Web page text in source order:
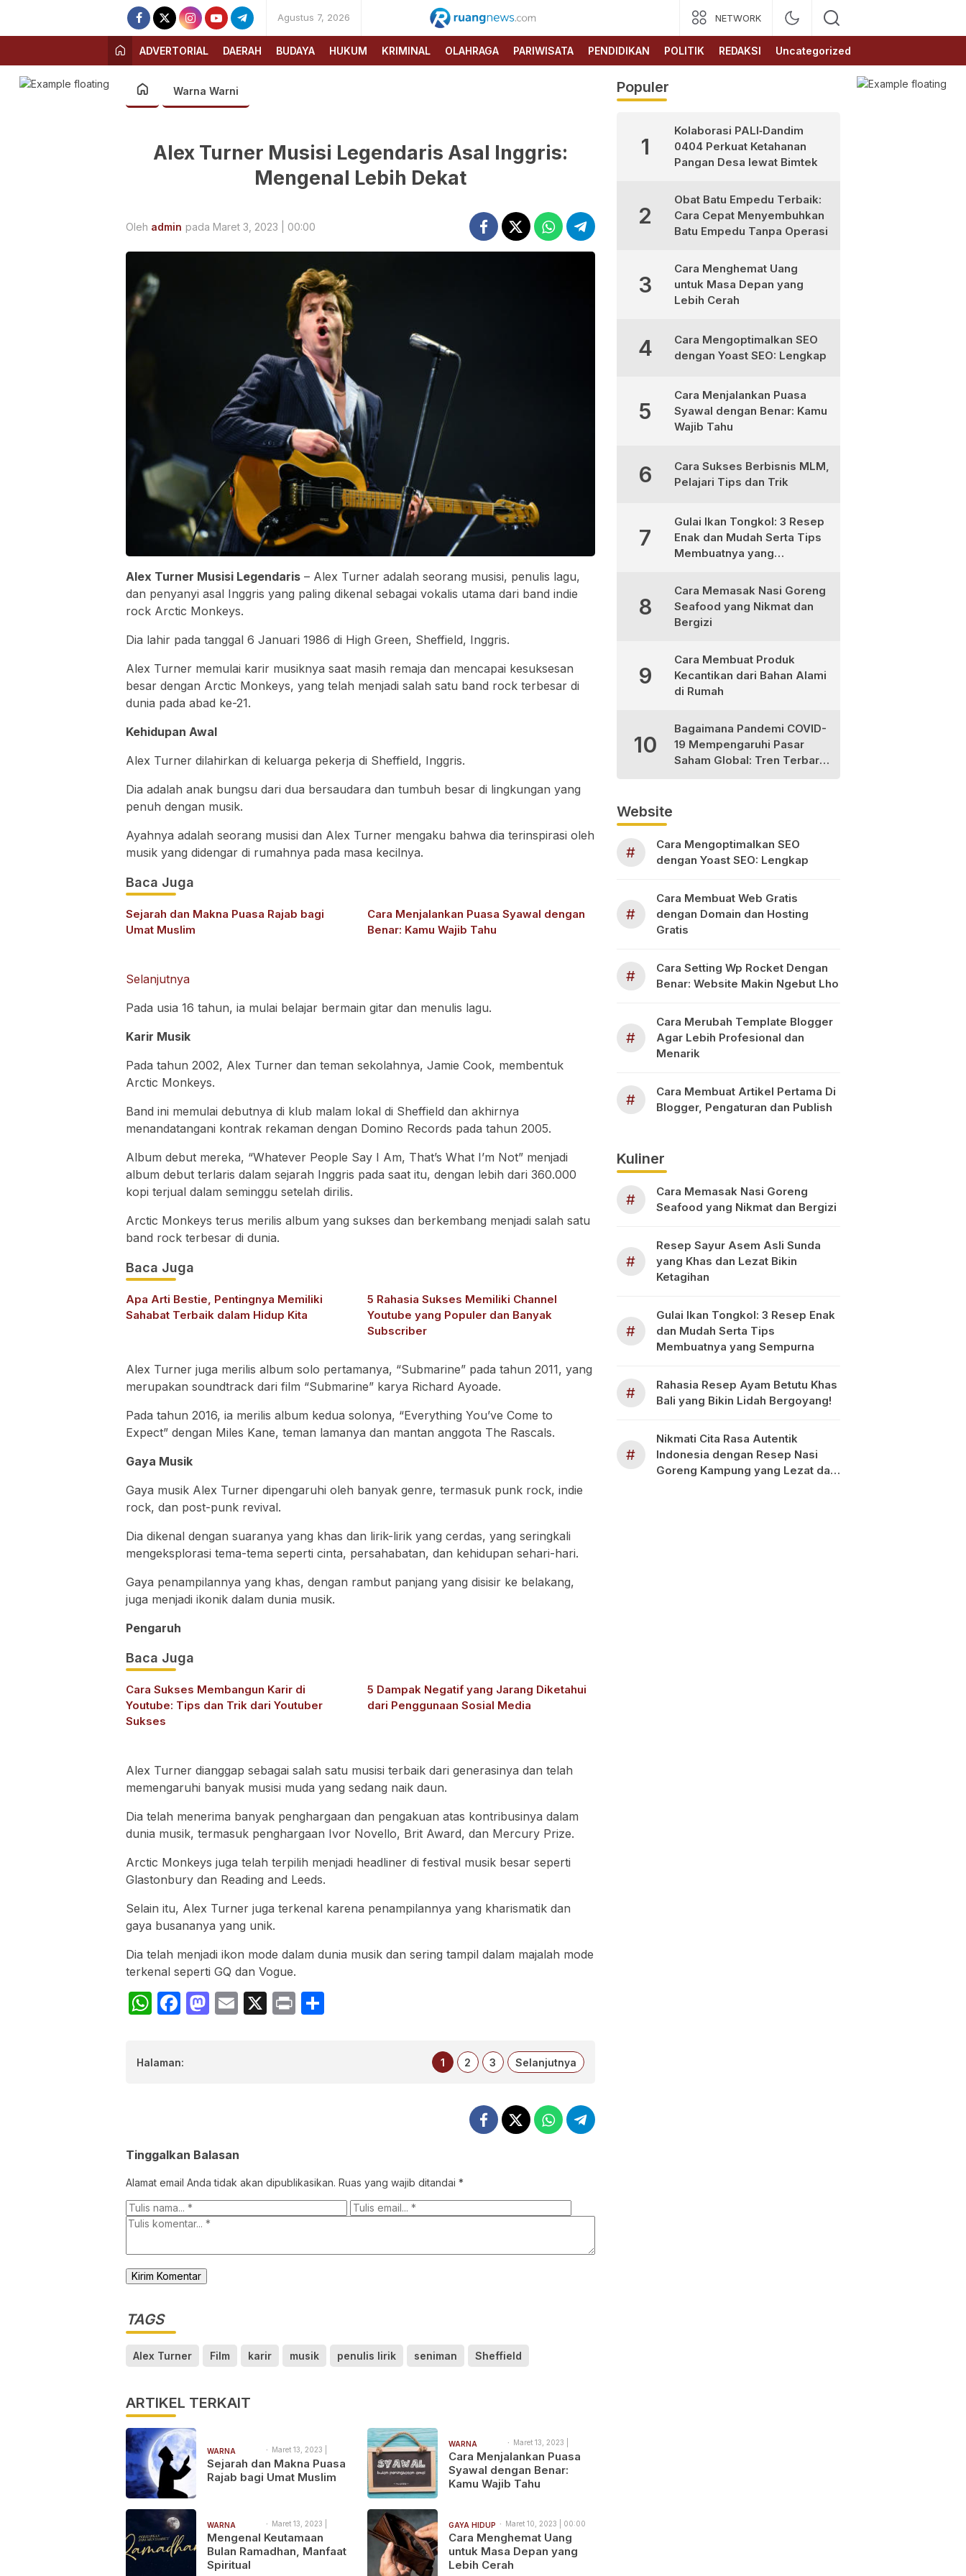
Agustus 7, 2026
RUANG
NEWS
NETWORK
ADVERTORIAL DAERAH BUDAYA HUKUM KRIMINAL OLAHRAGA PARIWISATA PENDIDIKAN POLITIK REDAKSI Uncategorized
Warna Warni
Alex Turner Musisi Legendaris Asal Inggris:
Mengenal Lebih Dekat
Oleh admin pada Maret 3, 2023 | 00:00
Alex Turner Musisi Legendaris – Alex Turner adalah seorang musisi, penulis lagu,
dan penyanyi asal Inggris yang paling dikenal sebagai vokalis utama dari band indie
rock Arctic Monkeys.
Dia lahir pada tanggal 6 Januari 1986 di High Green, Sheffield, Inggris.
Alex Turner memulai karir musiknya saat masih remaja dan mencapai kesuksesan
besar dengan Arctic Monkeys, yang telah menjadi salah satu band rock terbesar di
dunia pada abad ke-21.
Kehidupan Awal
Alex Turner dilahirkan di keluarga pekerja di Sheffield, Inggris.
Dia adalah anak bungsu dari dua bersaudara dan tumbuh besar di lingkungan yang
penuh dengan musik.
Ayahnya adalah seorang musisi dan Alex Turner mengaku bahwa dia terinspirasi oleh
musik yang didengar di rumahnya pada masa kecilnya.
Baca Juga
Sejarah dan Makna Puasa Rajab bagi
Umat Muslim
Cara Menjalankan Puasa Syawal dengan
Benar: Kamu Wajib Tahu
Selanjutnya:
Turner
Asal
Inggris:
Lebih
Dekat
Pada usia 16 tahun, ia mulai belajar bermain gitar dan menulis lagu.
Karir Musik
Pada tahun 2002, Alex Turner dan teman sekolahnya, Jamie Cook, membentuk
Arctic Monkeys.
Band ini memulai debutnya di klub malam lokal di Sheffield dan akhirnya
menandatangani kontrak rekaman dengan Domino Records pada tahun 2005.
Album debut mereka, “Whatever People Say I Am, That’s What I’m Not” menjadi
album debut terlaris dalam sejarah Inggris pada saat itu, dengan lebih dari 360.000
kopi terjual dalam seminggu setelah dirilis.
Arctic Monkeys terus merilis album yang sukses dan berkembang menjadi salah satu
band rock terbesar di dunia.
Baca Juga
Apa Arti Bestie, Pentingnya Memiliki
Sahabat Terbaik dalam Hidup Kita
5 Rahasia Sukses Memiliki Channel
Youtube yang Populer dan Banyak
Subscriber
Alex Turner juga merilis album solo pertamanya, “Submarine” pada tahun 2011, yang
merupakan soundtrack dari film “Submarine” karya Richard Ayoade.
Pada tahun 2016, ia merilis album kedua solonya, “Everything You’ve Come to
Expect” dengan Miles Kane, teman lamanya dan mantan anggota The Rascals.
Gaya Musik
Gaya musik Alex Turner dipengaruhi oleh banyak genre, termasuk punk rock, indie
rock, dan post-punk revival.
Dia dikenal dengan suaranya yang khas dan lirik-lirik yang cerdas, yang seringkali
mengeksplorasi tema-tema seperti cinta, persahabatan, dan kehidupan sehari-hari.
Gaya penampilannya yang khas, dengan rambut panjang yang disisir ke belakang,
juga menjadi ikonik dalam dunia musik.
Pengaruh
Baca Juga
Cara Sukses Membangun Karir di
Youtube: Tips dan Trik dari Youtuber
Sukses
5 Dampak Negatif yang Jarang Diketahui
dari Penggunaan Sosial Media
Alex Turner dianggap sebagai salah satu musisi terbaik dari generasinya dan telah
memengaruhi banyak musisi muda yang sedang naik daun.
Dia telah menerima banyak penghargaan dan pengakuan atas kontribusinya dalam
dunia musik, termasuk penghargaan Ivor Novello, Brit Award, dan Mercury Prize.
Arctic Monkeys juga telah terpilih menjadi headliner di festival musik besar seperti
Glastonbury dan Reading and Leeds.
Selain itu, Alex Turner juga terkenal karena penampilannya yang kharismatik dan
gaya busananya yang unik.
Dia telah menjadi ikon mode dalam dunia musik dan sering tampil dalam majalah mode
terkenal seperti GQ dan Vogue.
WhatsApp
Facebook
Mastodon
Email
X Print
Halaman: 1 2 3 Selanjutnya
Tinggalkan Balasan
Alamat email Anda tidak akan dipublikasikan. Ruas yang wajib ditandai *
TAGS
Alex Turner Film karir musik penulis lirik seniman Sheffield
ARTIKEL TERKAIT
WARNA
WARNI
Maret 13, 2023 |
00:00
Sejarah dan Makna Puasa
Rajab bagi Umat Muslim
WARNA
WARNI
Maret 13, 2023 |
00:00
Cara Menjalankan Puasa
Syawal dengan Benar:
Kamu Wajib Tahu
WARNA
WARNI
Maret 13, 2023 |
00:00
Mengenal Keutamaan
Bulan Ramadhan, Manfaat
Spiritual
GAYA HIDUP Maret 10, 2023 | 00:00
Cara Menghemat Uang
untuk Masa Depan yang
Lebih Cerah
Populer
1
Kolaborasi PALI‑Dandim
0404 Perkuat Ketahanan
Pangan Desa lewat Bimtek
2
Obat Batu Empedu Terbaik:
Cara Cepat Menyembuhkan
Batu Empedu Tanpa Operasi
3
Cara Menghemat Uang
untuk Masa Depan yang
Lebih Cerah
4
Cara Mengoptimalkan SEO
dengan Yoast SEO: Lengkap
5
Cara Menjalankan Puasa
Syawal dengan Benar: Kamu
Wajib Tahu
6
Cara Sukses Berbisnis MLM,
Pelajari Tips dan Trik
7
Gulai Ikan Tongkol: 3 Resep
Enak dan Mudah Serta Tips
Membuatnya yang
8
Cara Memasak Nasi Goreng
Seafood yang Nikmat dan
Bergizi
9
Cara Membuat Produk
Kecantikan dari Bahan Alami
di Rumah
10
Bagaimana Pandemi COVID-
19 Mempengaruhi Pasar
Saham Global: Tren Terbaru
Website
#
Cara Mengoptimalkan SEO
dengan Yoast SEO: Lengkap
#
Cara Membuat Web Gratis
dengan Domain dan Hosting
Gratis
#
Cara Setting Wp Rocket Dengan
Benar: Website Makin Ngebut Lho
#
Cara Merubah Template Blogger
Agar Lebih Profesional dan
Menarik
#
Cara Membuat Artikel Pertama Di
Blogger, Pengaturan dan Publish
Kuliner
#
Cara Memasak Nasi Goreng
Seafood yang Nikmat dan Bergizi
#
Resep Sayur Asem Asli Sunda
yang Khas dan Lezat Bikin
Ketagihan
#
Gulai Ikan Tongkol: 3 Resep Enak
dan Mudah Serta Tips
Membuatnya yang Sempurna
#
Rahasia Resep Ayam Betutu Khas
Bali yang Bikin Lidah Bergoyang!
#
Nikmati Cita Rasa Autentik
Indonesia dengan Resep Nasi
Goreng Kampung yang Lezat dan